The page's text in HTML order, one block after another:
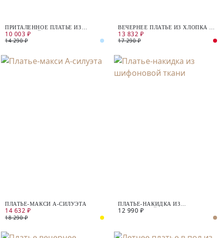
ПРИТАЛЕННОЕ ПЛАТЬЕ ИЗ
ХЛОПКОВОЙ ТКАНИ
10 003 ₽
14 290 ₽
ВЕЧЕРНЕЕ ПЛАТЬЕ ИЗ ХЛОПКА И
ЛЬНА
13 832 ₽
17 290 ₽
ПЛАТЬЕ-МАКСИ А-СИЛУЭТА
14 632 ₽
18 290 ₽
ПЛАТЬЕ-НАКИДКА ИЗ
ШИФОНОВОЙ ТКАНИ
12 990 ₽